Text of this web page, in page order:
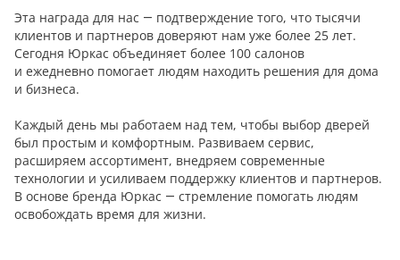
Эта награда для нас — подтверждение того, что тысячи
клиентов и партнеров доверяют нам уже более 25 лет.
Сегодня Юркас объединяет более 100 салонов
и ежедневно помогает людям находить решения для дома
и бизнеса.
Каждый день мы работаем над тем, чтобы выбор дверей
был простым и комфортным. Развиваем сервис,
расширяем ассортимент, внедряем современные
технологии и усиливаем поддержку клиентов и партнеров.
В основе бренда Юркас — стремление помогать людям
освобождать время для жизни.
Сливки
21
Показать все 25 цветов